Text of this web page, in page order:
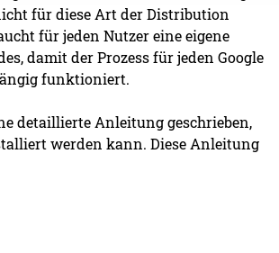
für diese Art der Distribution
für jeden Nutzer eine eigene
damit der Prozess für jeden Google
funktioniert.
detaillierte Anleitung geschrieben,
werden kann. Diese Anleitung